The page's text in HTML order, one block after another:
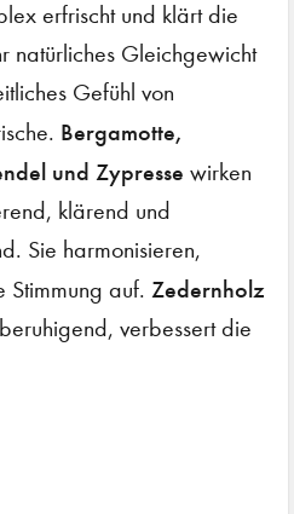
erfrischt und klärt die
natürliches Gleichgewicht
Gefühl von
Bergamotte,
und Zypresse wirken
klärend und
Sie harmonisieren,
Stimmung auf. Zedernholz
verbessert die